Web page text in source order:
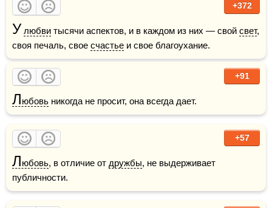
+372
У любви тысячи аспектов, и в каждом из них — свой свет,
своя печаль, свое счастье и свое благоухание.
+91
Любовь никогда не просит, она всегда дает.
+57
Любовь, в отличие от дружбы, не выдерживает
публичности.